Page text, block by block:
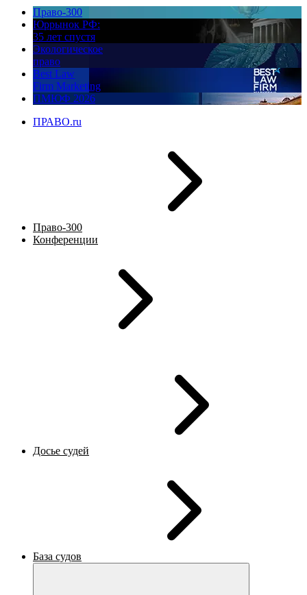
Право-300
Юррынок РФ:
35 лет спустя
Экологическое
право
Best Law
Firm Marketing
ПМЮФ 2026
ПРАВО.ru
Право-300
Конференции
Досье судей
База судов